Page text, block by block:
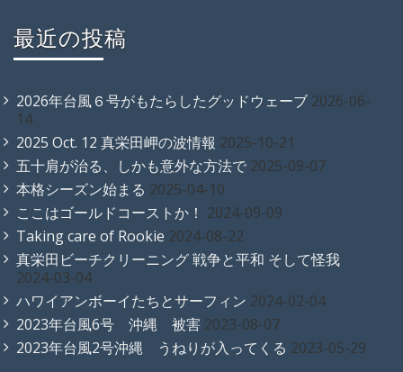
最近の投稿
2026年台風６号がもたらしたグッドウェーブ 2026-06-
14
2025 Oct. 12 真栄田岬の波情報 2025-10-21
五十肩が治る、しかも意外な方法で 2025-09-07
本格シーズン始まる 2025-04-10
ここはゴールドコーストか！ 2024-09-09
Taking care of Rookie 2024-08-22
真栄田ビーチクリーニング 戦争と平和 そして怪我
2024-03-04
ハワイアンボーイたちとサーフィン 2024-02-04
2023年台風6号 沖縄 被害 2023-08-07
2023年台風2号沖縄 うねりが入ってくる 2023-05-29